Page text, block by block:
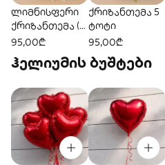
ლიმნისფერი
ქრიზანთემა (5
ტოტი)
95,00₾
ქრიზანთემა 5
ტოტი
95,00₾
ჰელიუმის ბუშტები